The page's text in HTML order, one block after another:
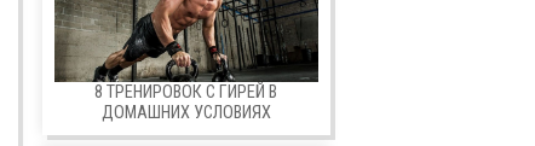
8 ТРЕНИРОВОК С ГИРЕЙ В
ДОМАШНИХ УСЛОВИЯХ